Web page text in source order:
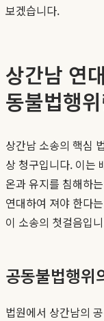
보겠습니다.
상간남 연
동불법행
상간남 소송의 핵심
상 청구입니다. 이는
온과 유지를 침해하
연대하여 져야 한다
이 소송의 첫걸음입
공동불법행위
법원에서 상간남의